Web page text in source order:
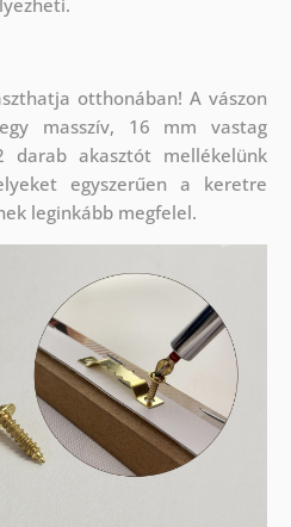
otthonában! A vászon
masszív, 16 mm vastag
darab akasztót mellékelünk
egyszerűen a keretre
leginkább megfelel.